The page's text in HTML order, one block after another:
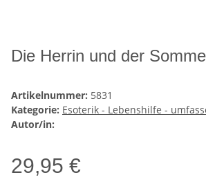
Die Herrin und der
Artikelnummer: 5831
Kategorie: Esoterik - Lebenshilfe -
Autor/in:
29,95 €